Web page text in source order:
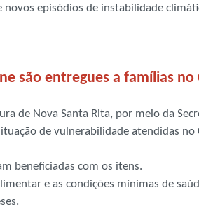
episódios de instabilidade
são entregues a famílias
de Nova Santa Rita, por meio da
de vulnerabilidade atendidas
beneficiadas com os itens.
e as condições mínimas de